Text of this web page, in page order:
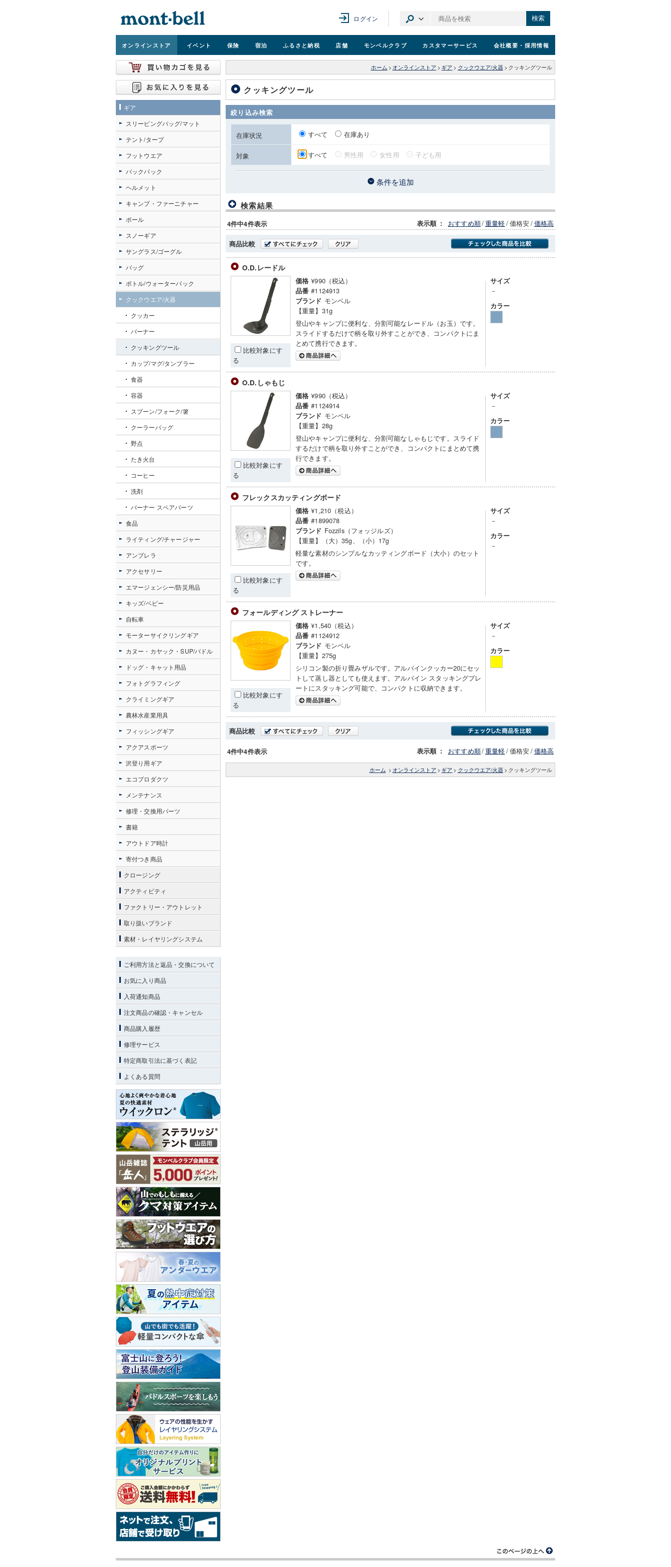
ログイン 検索
オンラインストア イベント 保険 宿泊 ふるさと納税 店舗 モンベルクラブ カスタマーサービス 会社概要 ・採用情報
ホーム > オンラインストア > ギア > クックウエア/火器 > クッキングツール
クッキングツール
絞り込み検索
在庫状況 すべて 在庫あり
対象 すべて 男性用 女性用 子ども用
条件を追加
検索結果
4件中4件表示 表示順 ： おすすめ順/重量軽/価格安/価格高
商品比較
O.D.レードル
比較対象にす
る
価格 ¥990（税込）
品番 #1124913
ブランド モンベル
【重量】31g
登山やキャンプに便利な、分割可能なレードル（お玉）です。
スライドするだけで柄を取り外すことができ、コンパクトにま
とめて携行できます。
サイズ
－
カラー
O.D.しゃもじ
比較対象にす
る
価格 ¥990（税込）
品番 #1124914
ブランド モンベル
【重量】28g
登山やキャンプに便利な、分割可能なしゃもじです。スライド
するだけで柄を取り外すことができ、コンパクトにまとめて携
行できます。
サイズ
－
カラー
フレックスカッティングボード
比較対象にす
る
価格 ¥1,210（税込）
品番 #1899078
ブランド Fozzils（フォッジルズ）
【重量】（大）35g、（小）17g
軽量な素材のシンプルなカッティングボード（大小）のセット
です。
サイズ
－
カラー
－
フォールディング ストレーナー
比較対象にす
る
価格 ¥1,540（税込）
品番 #1124912
ブランド モンベル
【重量】275g
シリコン製の折り畳みザルです。アルパインクッカー20にセッ
トして蒸し器としても使えます。アルパイン スタッキングプレ
ートにスタッキング可能で、コンパクトに収納できます。
サイズ
－
カラー
商品比較
4件中4件表示 表示順 ： おすすめ順/重量軽/価格安/価格高
ホーム > オンラインストア > ギア > クックウエア/火器 > クッキングツール
ギア
スリーピングバッグ/マット
テント/タープ
フットウエア
バックパック
ヘルメット
キャンプ・ファーニチャー
ポール
スノーギア
サングラス/ゴーグル
バッグ
ボトル/ウォーターパック
クックウエア/火器
クッカー
バーナー
クッキングツール
カップ/マグ/タンブラー
食器
容器
スプーン/フォーク/箸
クーラーバッグ
野点
たき火台
コーヒー
洗剤
バーナー スペアパーツ
食品
ライティング/チャージャー
アンブレラ
アクセサリー
エマージェンシー/防災用品
キッズ/ベビー
自転車
モーターサイクリングギア
カヌー・カヤック・SUP/パドル
ドッグ・キャット用品
フォトグラフィング
クライミングギア
農林水産業用具
フィッシングギア
アクアスポーツ
沢登り用ギア
エコプロダクツ
メンテナンス
修理・交換用パーツ
書籍
アウトドア時計
寄付つき商品
クロージング
アクティビティ
ファクトリー・アウトレット
取り扱いブランド
素材・レイヤリングシステム
ご利用方法と返品・交換について
お気に入り商品
入荷通知商品
注文商品の確認・キャンセル
商品購入履歴
修理サービス
特定商取引法に基づく表記
よくある質問